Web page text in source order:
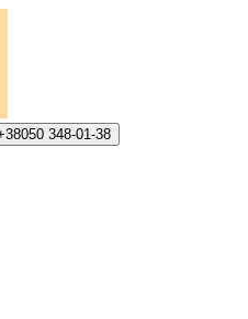
348-01-38